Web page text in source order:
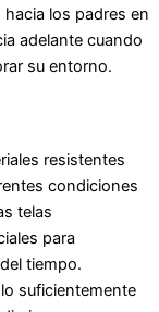
los padres en
adelante cuando
su entorno.
resistentes
condiciones
telas
para
tiempo.
suficientemente